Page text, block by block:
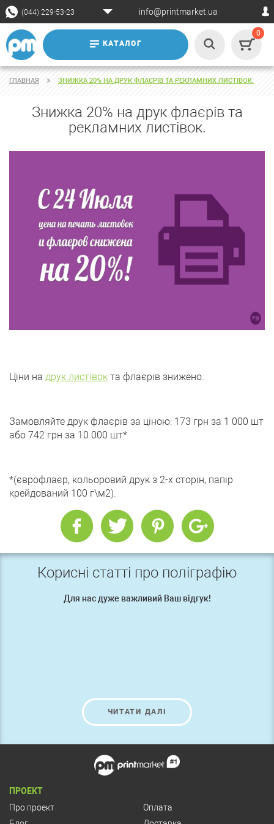
(044) 229-53-23 info@printmarket.ua
КАТАЛОГ
0
ГЛАВНАЯ ЗНИЖКА 20% НА ДРУК ФЛАЄРІВ ТА РЕКЛАМНИХ ЛИСТІВОК.
Знижка 20% на друк флаєрів та
рекламних листівок.
Ціни на друк листівок та флаєрів знижено.
Замовляйте друк флаєрів за ціною: 173 грн за 1 000 шт
або 742 грн за 10 000 шт*
*(єврофлаєр, кольоровий друк з 2-х сторін, папір
крейдований 100 г\м2).
Корисні статті про поліграфію
Для нас дуже важливий Ваш відгук!
ЧИТАТИ ДАЛІ
ПРОЕКТ
Про проект
Оплата